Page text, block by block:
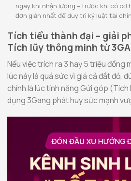
ngay khi nhận lương – trước khi có cơ
đơn giản nhất để duy trì kỷ luật tài
Tích tiểu thành đại – giải
Tích lũy thông minh từ
Nếu việc trích ra 3 hay 5 triệu đồng
lúc này là quá sức vì giá cả đắt đỏ,
chính là lúc tính năng Gửi góp
dụng 3Gang phát huy sức mạnh